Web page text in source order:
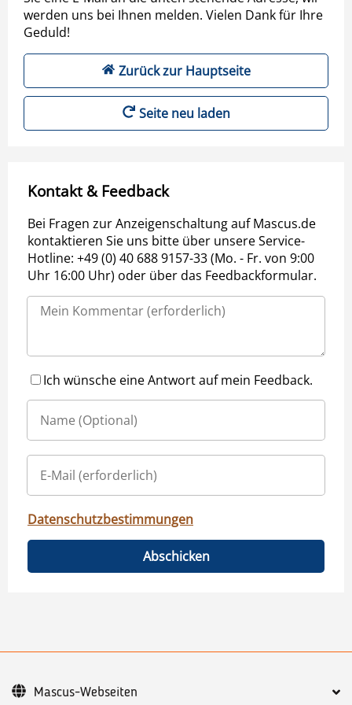
werden uns bei Ihnen melden. Vielen Dank für Ihre
Geduld!
Zurück zur Hauptseite
Seite neu laden
Kontakt & Feedback
Bei Fragen zur Anzeigenschaltung auf Mascus.de
kontaktieren Sie uns bitte über unsere Service-
Hotline: +49 (0) 40 688 9157-33 (Mo. - Fr. von 9:00
Uhr 16:00 Uhr) oder über das Feedbackformular.
Ich wünsche eine Antwort auf mein Feedback.
Datenschutzbestimmungen
Abschicken
Mascus-Webseiten